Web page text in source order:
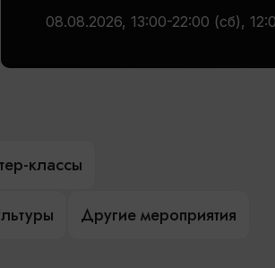
08.08.2026, 13:00-22:00 (сб),
классы
Другие мероприятия